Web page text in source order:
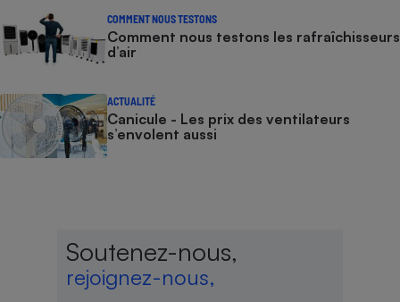
COMMENT NOUS TESTONS
Comment nous testons les rafraîchisseurs
d’air
ACTUALITÉ
Canicule - Les prix des ventilateurs
s’envolent aussi
Soutenez-nous,
rejoignez-nous,